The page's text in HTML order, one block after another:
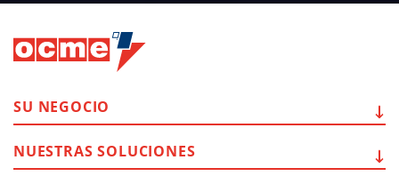
SU NEGOCIO
NUESTRAS SOLUCIONES